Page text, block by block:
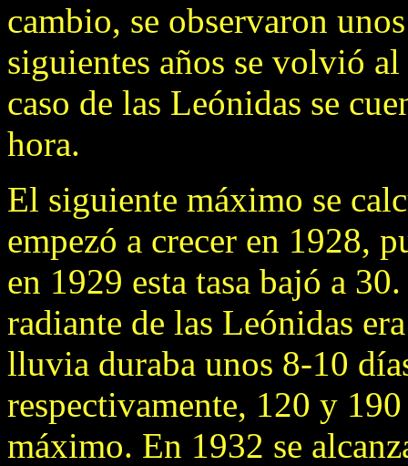
cambio, se observaron
siguientes años se volvió
caso de las Leónidas se
hora.
El siguiente máximo se
empezó a crecer en 1928,
en 1929 esta tasa bajó a
radiante de las Leónidas
lluvia duraba unos 8-10
respectivamente, 120 y
máximo. En 1932 se